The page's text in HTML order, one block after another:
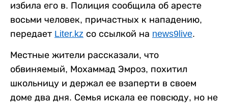
избила его в. Полиция сообщила об аресте
восьми человек, причастных к нападению,
передает Liter.kz со ссылкой на news9live.
Местные жители рассказали, что
обвиняемый, Мохаммад Эмроз, похитил
школьницу и держал ее взаперти в своем
доме два дня. Семья искала ее повсюду, но не